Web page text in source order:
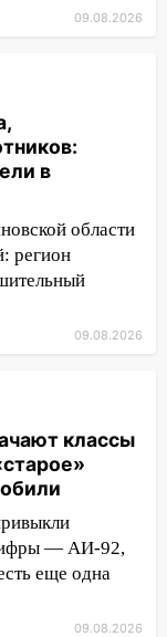
в
«Наше
в
более
10
и
на улице
не
город:
09.08.2026
в
области
регион
09.08.2026
классы
— АИ-92,
еще одна
09.08.2026